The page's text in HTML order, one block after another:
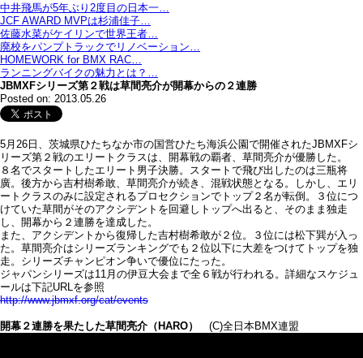
中井飛馬が5年ぶり2度目の日本一…
JCF AWARD MVPは杉浦佳子…
佐藤水菜がケイリンで世界王者…
廃校をパンプトラックでリノベーション…
HOMEWORK for BMX RAC…
ランニングバイクの魅力とは？…
JBMXFシリーズ第２戦は草間亮介が開幕からの２連勝
Posted on: 2013.05.26
5月26日、茨城県ひたちなか市の国営ひたち海浜公園で開催されたJBMXFシ
リーズ第２戦のエリートクラスは、開幕戦の覇者、草間亮介が優勝した。
８名でスタートしたエリート男子決勝。スタートで飛び出したのは三瓶将
廣。後方から吉村樹希敢、草間亮介が続き、混戦状態となる。しかし、エリ
ートクラスのみに設定されるプロセクションでトップ２名が転倒。３位につ
けていた草間がそのアクシデントを回避しトップへ出ると、そのまま独走
し、開幕から２連勝を達成した。
また、アクシデントから復帰した吉村樹希敢が２位。３位には松下巽が入っ
た。草間亮介はシリーズランキングでも２位以下に大差をつけてトップを独
走。シリーズチャンピオン争いで優位にたった。
ジャパンシリーズは11月の伊豆大会まで全６戦が行われる。詳細なスケジュ
ールは下記URLを参照
http://www.jbmxf.org/cat/events
開幕２連勝を果たした草間亮介（HARO） (C)全日本BMX連盟